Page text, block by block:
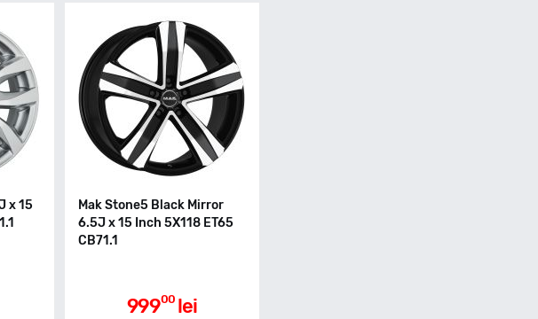
x 15
Mak Stone5 Black Mirror
6.5J x 15 Inch 5X118 ET65
CB71.1
99900 lei